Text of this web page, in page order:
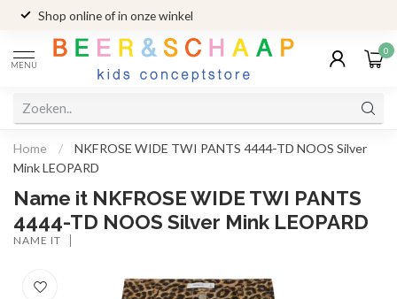
Shop online of in onze winkel
MENU
0
Home /
NKFROSE WIDE TWI PANTS 4444-TD NOOS Silver
Mink LEOPARD
Name it NKFROSE WIDE TWI PANTS
4444-TD NOOS Silver Mink LEOPARD
NAME IT